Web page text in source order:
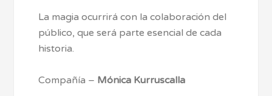
La magia ocurrirá con la colaboración del
público, que será parte esencial de cada
historia.
Compañía – Mónica Kurruscalla